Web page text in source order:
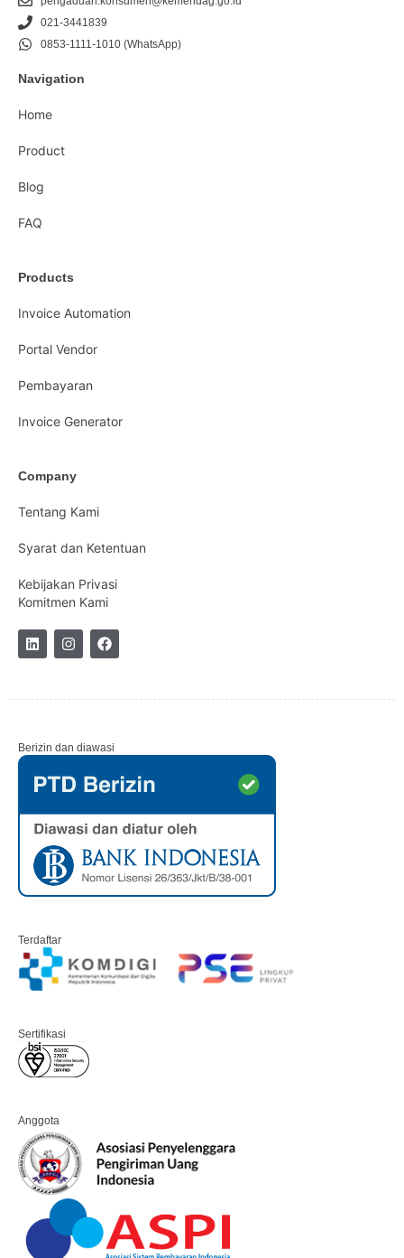
021-3441839
0853-1111-1010 (WhatsApp)
Navigation
Home
Product
Blog
FAQ
Products
Invoice Automation
Portal Vendor
Pembayaran
Invoice Generator
Company
Tentang Kami
Syarat dan Ketentuan
Kebijakan Privasi
Komitmen Kami
Berizin dan diawasi
Terdaftar
Sertifikasi
Anggota